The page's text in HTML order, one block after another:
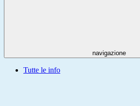
navigazione
Tutte le info